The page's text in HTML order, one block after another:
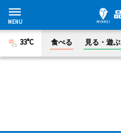
33°C 食べる 見る・遊ぶ